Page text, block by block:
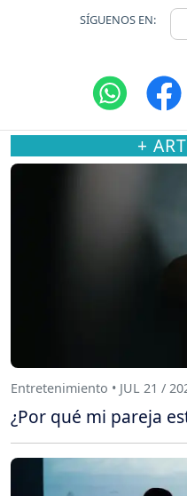
SÍGUENOS EN:
+
Entretenimiento • JUL 21 /
¿Por qué mi pareja